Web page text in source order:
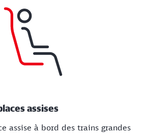
assises
assise à bord des trains grandes